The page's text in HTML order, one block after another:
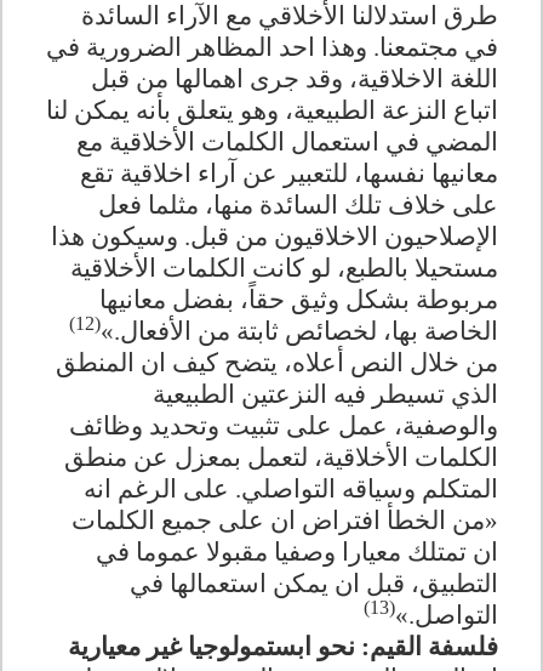
طرق استدلالنا الأخلاقي مع الآراء السائدة
في مجتمعنا. وهذا احد المظاهر الضرورية في
اللغة الاخلاقية، وقد جرى اهمالها من قبل
اتباع النزعة الطبيعية، وهو يتعلق بأنه يمكن لنا
المضي في استعمال الكلمات الأخلاقية مع
معانيها نفسها، للتعبير عن آراء اخلاقية تقع
على خلاف تلك السائدة منها، مثلما فعل
الإصلاحيون الاخلاقيون من قبل. وسيكون هذا
مستحيلا بالطبع، لو كانت الكلمات الأخلاقية
مربوطة بشكل وثيق حقاً، بفضل معانيها
الخاصة بها، لخصائص ثابتة من الأفعال.»(12)
من خلال النص أعلاه، يتضح كيف ان المنطق
الذي تسيطر فيه النزعتين الطبيعية
والوصفية، عمل على تثبيت وتحديد وظائف
الكلمات الأخلاقية، لتعمل بمعزل عن منطق
المتكلم وسياقه التواصلي. على الرغم انه
«من الخطأ افتراض ان على جميع الكلمات
ان تمتلك معيارا وصفيا مقبولا عموما في
التطبيق، قبل ان يمكن استعمالها في
التواصل.»(13)
فلسفة القيم: نحو ابستمولوجيا غير معيارية